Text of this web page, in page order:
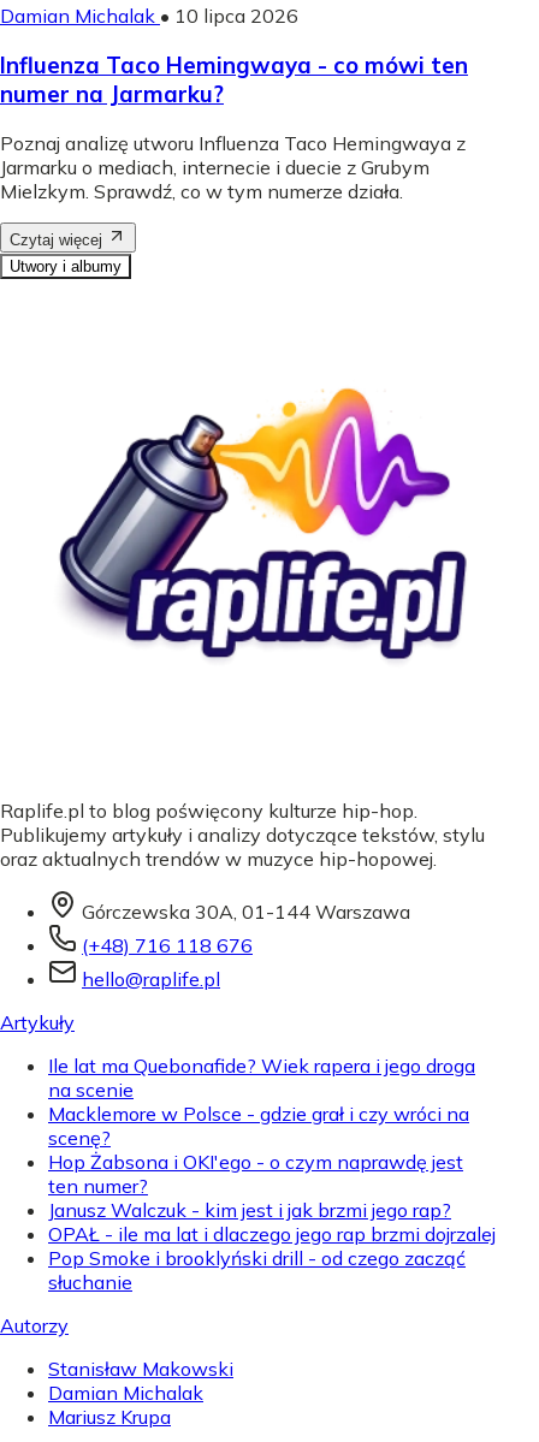
Damian Michalak • 10 lipca 2026
Influenza Taco Hemingwaya - co mówi ten
numer na Jarmarku?
Poznaj analizę utworu Influenza Taco Hemingwaya z
Jarmarku o mediach, internecie i duecie z Grubym
Mielzkym. Sprawdź, co w tym numerze działa.
Czytaj więcej
Utwory i albumy
Raplife.pl to blog poświęcony kulturze hip-hop.
Publikujemy artykuły i analizy dotyczące tekstów, stylu
oraz aktualnych trendów w muzyce hip-hopowej.
Górczewska 30A, 01-144 Warszawa
(+48) 716 118 676
hello@raplife.pl
Artykuły
Ile lat ma Quebonafide? Wiek rapera i jego droga
na scenie
Macklemore w Polsce - gdzie grał i czy wróci na
scenę?
Hop Żabsona i OKI'ego - o czym naprawdę jest
ten numer?
Janusz Walczuk - kim jest i jak brzmi jego rap?
OPAŁ - ile ma lat i dlaczego jego rap brzmi dojrzalej
Pop Smoke i brooklyński drill - od czego zacząć
słuchanie
Autorzy
Stanisław Makowski
Damian Michalak
Mariusz Krupa